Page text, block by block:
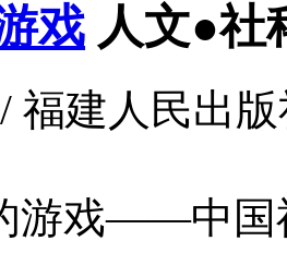
戏 人文●社
福建人民出
游戏——中国